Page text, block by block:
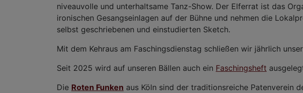
niveauvolle und unterhaltsame Tanz-Show. Der Elferrat ist das
ironischen Gesangseinlagen auf der Bühne und nehmen die
selbst geschriebenen und einstudierten Sketch.
Mit dem Kehraus am Faschingsdienstag schließen wir jährlich
Seit 2025 wird auf unseren Bällen auch ein Faschingsheft
Die Roten Funken aus Köln sind der traditionsreiche Patenverein